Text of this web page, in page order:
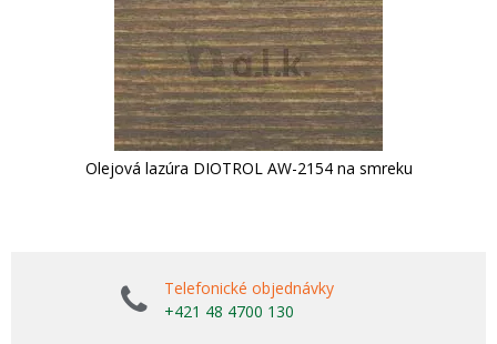
Olejová lazúra DIOTROL AW-2154 na smreku
Telefonické objednávky
+421 48 4700 130